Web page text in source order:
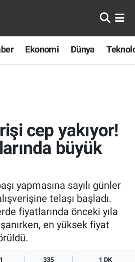
Ekonomi Dünya
cep yakıyor!
büyük
yapmasına sayılı günler
telaşı başladı.
fiyatlarında önceki yıla
en yüksek fiyat
1 335 1 DK
Evreni ve Fikstür